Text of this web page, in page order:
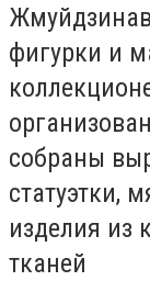
фигурки и
собраны
статуэтки,
изделия из
тканей